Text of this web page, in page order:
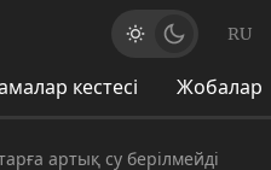
RU
кестесі Жобалар
артық су берілмейді